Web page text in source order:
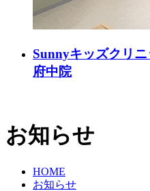
Sunnyキッズクリニ
府中院
お知らせ
HOME
お知らせ